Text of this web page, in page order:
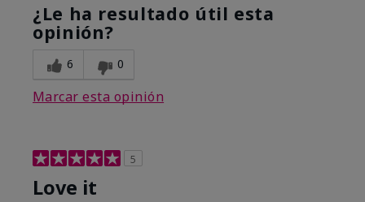
¿Le ha resultado útil esta
opinión?
6 0
Marcar esta opinión
5
Love it